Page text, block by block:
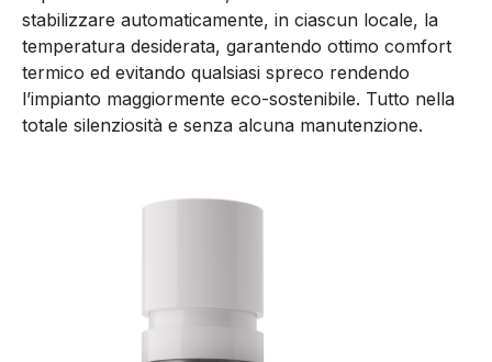
stabilizzare automaticamente, in ciascun locale, la
temperatura desiderata, garantendo ottimo comfort
termico ed evitando qualsiasi spreco rendendo
l’impianto maggiormente eco-sostenibile. Tutto nella
totale silenziosità e senza alcuna manutenzione.